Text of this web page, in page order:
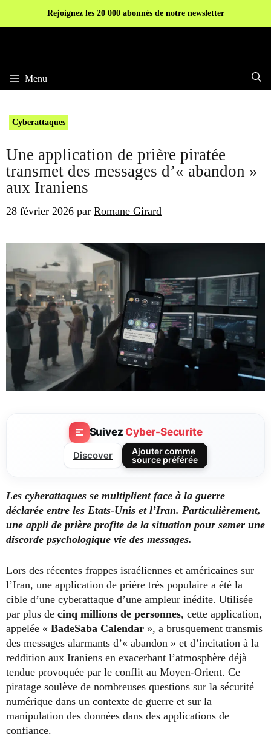
Rejoignez les 20 000 abonnés de notre newsletter
Menu
Cyberattaques
Une application de prière piratée
transmet des messages d’« abandon »
aux Iraniens
28 février 2026 par Romane Girard
SuivezCyber-Securite
Discover
Ajouter comme
source préférée
Les cyberattaques se multiplient face à la guerre
déclarée entre les Etats-Unis et l’Iran. Particulièrement,
une appli de prière profite de la situation pour semer une
discorde psychologique vie des messages.
Lors des récentes frappes israéliennes et américaines sur
l’Iran, une application de prière très populaire a été la
cible d’une cyberattaque d’une ampleur inédite. Utilisée
par plus de cinq millions de personnes, cette application,
appelée « BadeSaba Calendar », a brusquement transmis
des messages alarmants d’« abandon » et d’incitation à la
reddition aux Iraniens en exacerbant l’atmosphère déjà
tendue provoquée par le conflit au Moyen-Orient. Ce
piratage soulève de nombreuses questions sur la sécurité
numérique dans un contexte de guerre et sur la
manipulation des données dans des applications de
confiance.